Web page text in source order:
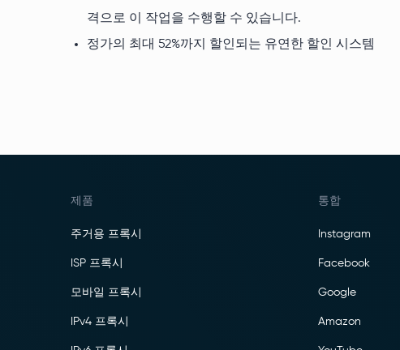
격으로 이 작업을 수행할 수 있습니다.
정가의 최대 52%까지 할인되는 유연한 할인 시스템
제품
주거용 프록시
ISP 프록시
모바일 프록시
IPv4 프록시
통합
Instagram
Facebook
Google
Amazon